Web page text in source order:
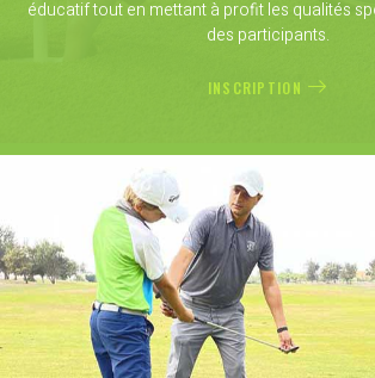
éducatif tout en mettant à profit les qualités
des participants.
INSCRIPTION